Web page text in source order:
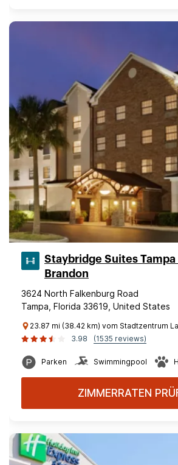
Staybridge Suites Tampa
Brandon
3624 North Falkenburg Road
Tampa, Florida 33619, United States
23.87 mi (38.42 km) vom Stadtzentrum
3.98
(1535 reviews)
Parken Swimmingpool
ZIMMERRATEN